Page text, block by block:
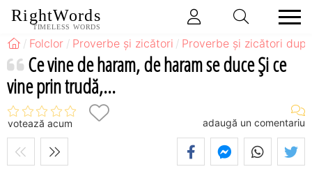
RightWords
TIMELESS WORDS
Folclor Proverbe și zicători Proverbe și zicători
Ce vine de haram, de haram se duce Și ce
vine prin trudă,...
votează acum adaugă un comentariu